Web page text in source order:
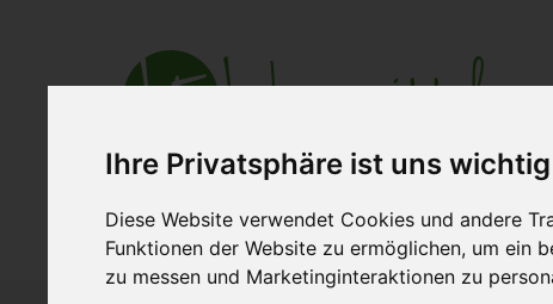
Ihre Privatsphäre ist uns wichtig
Diese Website verwendet Cookies und andere
Funktionen der Website zu ermöglichen, um ein
zu messen und Marketinginteraktionen zu
Aktuell Ihre Branche